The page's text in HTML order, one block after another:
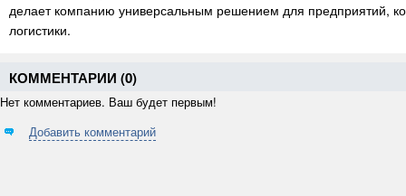
делает компанию универсальным решением для предприятий,
логистики.
КОММЕНТАРИИ (0)
Нет комментариев. Ваш будет первым!
Добавить комментарий